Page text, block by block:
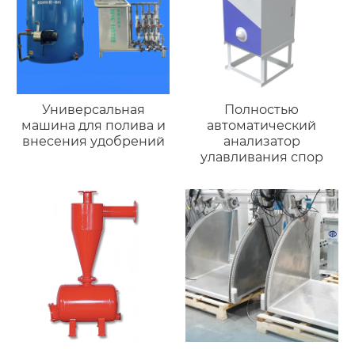
Универсальная
машина для полива и
внесения удобрений
Полностью
автоматический
анализатор
улавливания спор